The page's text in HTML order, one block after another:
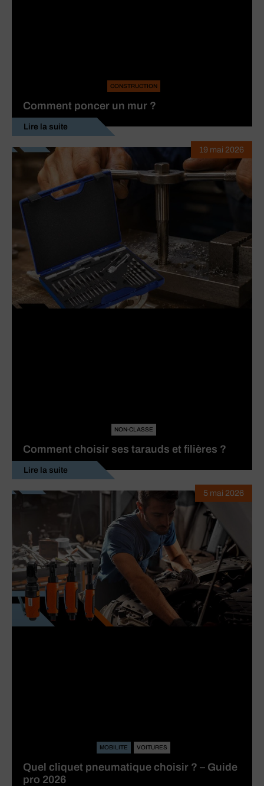
CONSTRUCTION
Comment poncer un mur ?
Lire la suite
NON-CLASSE
Comment choisir ses tarauds et filières ?
Lire la suite
19 mai 2026
MOBILITE VOITURES
Quel cliquet pneumatique choisir ? – Guide
pro 2026
5 mai 2026